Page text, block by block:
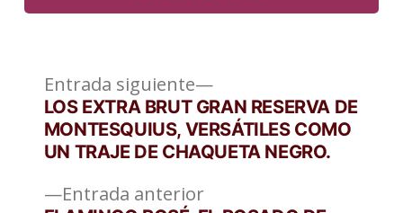
Navegación
de
entradas
Entrada anteriorEntrada
Entrada siguiente
Entrada
siguiente:
LOS EXTRA BRUT GRAN RESERVA DE
MONTESQUIUS, VERSÁTILES COMO
UN TRAJE DE CHAQUETA NEGRO.